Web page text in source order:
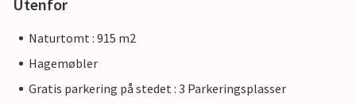
Utenfor
Naturtomt : 915 m2
Hagemøbler
Gratis parkering på stedet : 3 Parkeringsplasser